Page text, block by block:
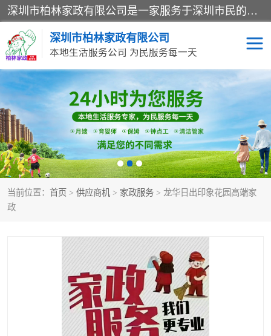
深圳市柏林家政有限公司是一家服务于深圳市民的专业家政公司。致力于为客户提供高质量、多维度的家庭服务，包括养老、母婴、月嫂育婴早教、康复理疗、家电清洗和保洁等方面的专业服务。
深圳市柏林家政有限公司
本地生活服务公司 为民服务每一天
当前位置： 首页 > 供应商机 > 家政服务 > 龙华日出印象花园高端家
政
家居保洁 护工月嫂
家庭保姆 家政服务